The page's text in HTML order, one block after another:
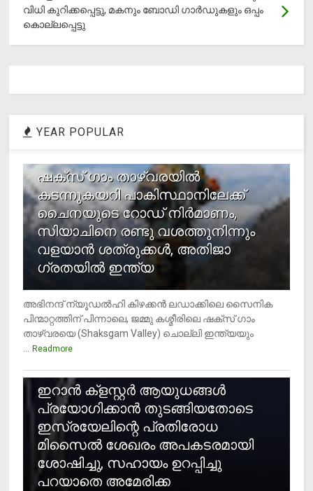
വിധി കുറിക്കപ്പെട്ടു, മകനും ബോഡി ഗാര്‍ഡുകളും ഒപ്പം
കൊല്ലപ്പെട്ടു
YEAR POPULAR
ഷക്സ് ​ഗാം താഴ്‌വരയിൽ
കടന്നുകയറി പാകിസ്ഥാനിലേക്ക്
ചൈനയുടെ റോഡ് നിർമാണം,
സിയാചിനെ രണ്ടു വശത്തുനിന്നും
വളയാൻ ശത്രുക്കൾ, അതിജാ​
ഗ്രതയിൽ ഇന്ത്യ
അഭിനന്ദ് ന്യൂഡൽഹി കിഴക്കൻ ലഡാക്കിലെ സൈനിക
പിന്മാറ്റത്തിന് പിന്നാലെ, ജമ്മു കശ്മീരിലെ ഷക്സ് ​ഗാം
താഴ്‌വരയെ (Shaksgam Valley) ചൊല്ലി ഇന്ത്യയും
... Readmore
ഇറാന്‍ ക്‌ളസ്റ്റര്‍ ആയുധങ്ങള്‍
പ്രയോഗിക്കാന്‍ തുടങ്ങിയതോടെ
ഇസ്രയേലിന്റെ പ്രതിരോധ
മിസൈല്‍ ശേഖരം അപകടരമായി
ശോഷിച്ചു, സഹായം ഉറപ്പിച്ചു
പറയാതെ അമേരിക്ക